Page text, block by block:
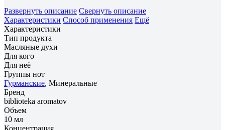
Развернуть описание Свернуть описание
Характеристики Способ применения Ещё
Характеристики
Тип продукта
Масляные духи
Для кого
Для неё
Группы нот
Гурманские, Минеральные
Бренд
biblioteka aromatov
Объем
10 мл
Концентрация